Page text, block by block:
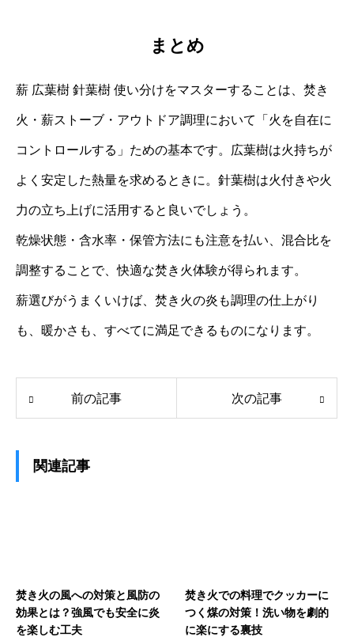
まとめ
薪 広葉樹 針葉樹 使い分けをマスターすることは、焚き
火・薪ストーブ・アウトドア調理において「火を自在に
コントロールする」ための基本です。広葉樹は火持ちが
よく安定した熱量を求めるときに。針葉樹は火付きや火
力の立ち上げに活用すると良いでしょう。
乾燥状態・含水率・保管方法にも注意を払い、混合比を
調整することで、快適な焚き火体験が得られます。
薪選びがうまくいけば、焚き火の炎も調理の仕上がり
も、暖かさも、すべてに満足できるものになります。
前の記事 次の記事
関連記事
焚き火の風への対策と風防の
効果とは？強風でも安全に炎
を楽しむ工夫
焚き火での料理でクッカーに
つく煤の対策！洗い物を劇的
に楽にする裏技